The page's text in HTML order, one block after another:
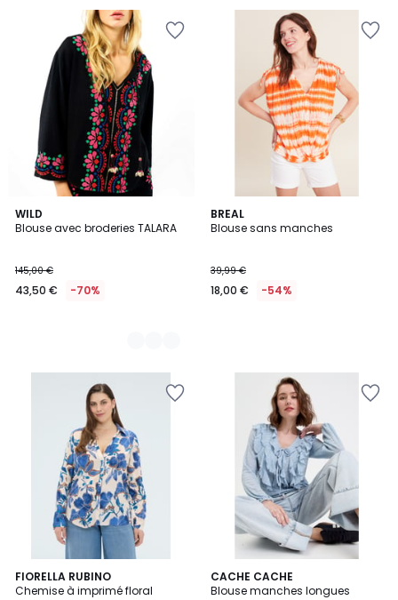
WILD
Blouse avec broderies TALARA
145,00 €
43,50 € -70%
2
Couleurs
BREAL
Blouse sans manches
39,99 €
18,00 € -54%
FIORELLA RUBINO
Chemise à imprimé floral
CACHE CACHE
Blouse manches longues